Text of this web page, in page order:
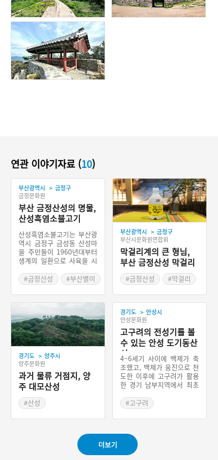
연관 이야기자료 (10)
부산광역시 > 금정구
금정문화원
부산 금정산성의 명물,
산성흑염소불고기
산성흑염소불고기는 부산광
역시 금정구 금성동 산성마
을 주민들이 1960년대부터
생계의 일환으로 사육을 시
불에 구워 조리하는 음식으
로 산성 막걸리와 더불어 금
정산성의 2대 명물로 알려
진 부산광역시 금정구를 대
표하는 향토 음식이다.
#금정산성
#부산별미
부산광역시 > 금정구
부산시문화원연합회
막걸리계의 큰 형님,
부산 금정산성 막걸리
#금정산성
#막걸리
경기도 > 양주시
양주문화원
과거 물류 거점지, 양
주 대모산성
#산성
경기도 > 안성시
안성문화원
고구려의 전성기를 볼
수 있는 안성 도기동산
성
4~6세기 사이에 백제가 축
조했고, 백제가 웅진으로 천
도한 이후에 고구려가 활용
한 경기 남부지역에서 최초
구려 관련 유적과 연계하여
한강이남 지역에서의 고구
려 영역확장과 남진 경로를
술적 가치가 높다. 또한 목
책구조가 잘 남아 있는 드문
사례로 삼국시대 책(柵)의
#고구려
더보기